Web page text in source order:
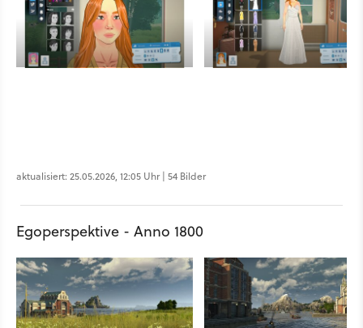
aktualisiert: 25.05.2026, 12:05 Uhr | 54 Bilder
Egoperspektive - Anno 1800